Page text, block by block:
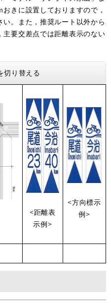
きに設置しておりますので，
。また，推奨ルート以外から
要交差点では距離表示のない
切り替える
<距離表
示例>
<方向標示
例>